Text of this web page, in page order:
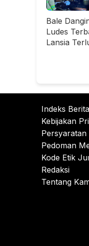
Bale
Ludes
Lansia
Indeks Berita
Kebijakan
Persyaratan
Pedoman
Kode Etik
Redaksi
Tentang